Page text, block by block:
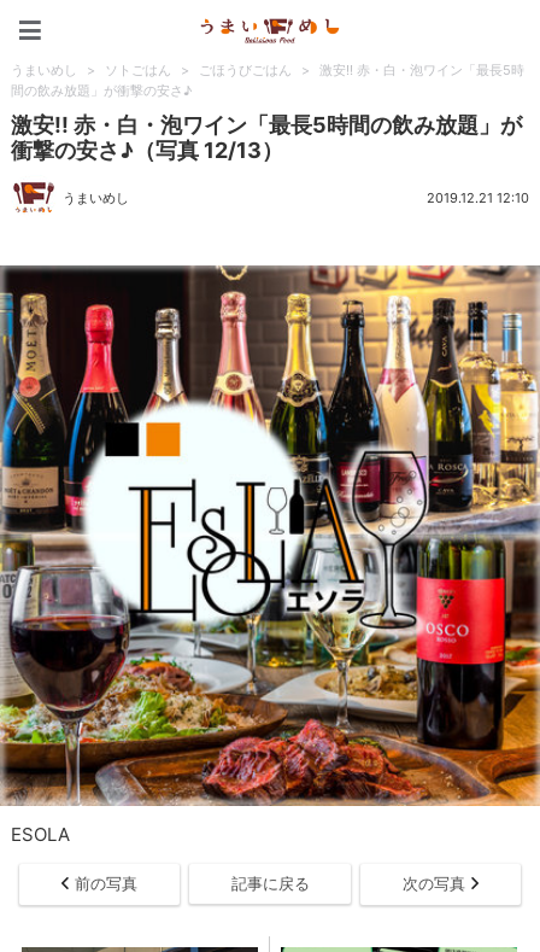
うまいめし > ソトごはん > ごほうびごはん >
激安!! 赤・白・泡ワイン「最長5時
間の飲み放題」が衝撃の安さ♪
激安!! 赤・白・泡ワイン「最長5時間の飲み放題」が
衝撃の安さ♪（写真 12/13）
うまいめし 2019.12.21 12:10
ESOLA
前の写真 記事に戻る 次の写真